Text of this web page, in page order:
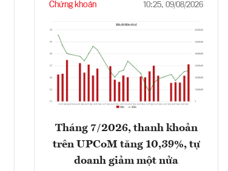
Chứng khoán 10:25, 09/08/2026
Tháng 7/2026, thanh khoản
trên UPCoM tăng 10,39%, tự
doanh giảm một nửa